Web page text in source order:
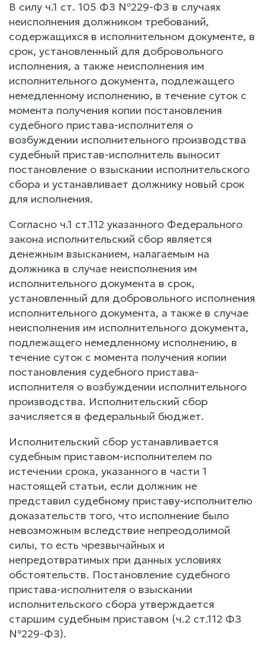
В силу ч.1 ст. 105 ФЗ №229-ФЗ в случаях
неисполнения должником требований,
содержащихся в исполнительном документе, в
срок, установленный для добровольного
исполнения, а также неисполнения им
исполнительного документа, подлежащего
немедленному исполнению, в течение суток с
момента получения копии постановления
судебного пристава-исполнителя о
возбуждении исполнительного производства
судебный пристав-исполнитель выносит
постановление о взыскании исполнительского
сбора и устанавливает должнику новый срок
для исполнения.
Согласно ч.1 ст.112 указанного Федерального
закона исполнительский сбор является
денежным взысканием, налагаемым на
должника в случае неисполнения им
исполнительного документа в срок,
установленный для добровольного исполнения
исполнительного документа, а также в случае
неисполнения им исполнительного документа,
подлежащего немедленному исполнению, в
течение суток с момента получения копии
постановления судебного пристава-
исполнителя о возбуждении исполнительного
производства. Исполнительский сбор
зачисляется в федеральный бюджет.
Исполнительский сбор устанавливается
судебным приставом-исполнителем по
истечении срока, указанного в части 1
настоящей статьи, если должник не
представил судебному приставу-исполнителю
доказательств того, что исполнение было
невозможным вследствие непреодолимой
силы, то есть чрезвычайных и
непредотвратимых при данных условиях
обстоятельств. Постановление судебного
пристава-исполнителя о взыскании
исполнительского сбора утверждается
старшим судебным приставом (ч.2 ст.112 ФЗ
№229-ФЗ).